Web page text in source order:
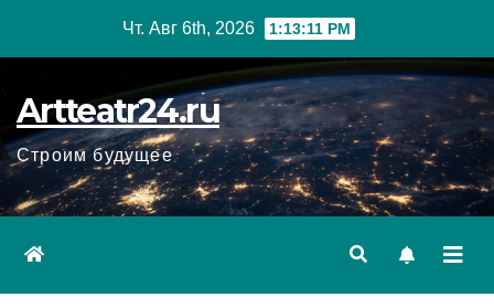
Чт. Авг 6th, 2026 1:13:12 PM
Artteatr24.ru
Строим будущее